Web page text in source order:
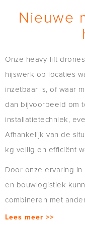
Nieuwe
Onze heavy-lift
hijswerk op locaties
inzetbaar is, of waar
dan bijvoorbeeld om
installatietechniek,
Afhankelijk van de
kg veilig en efficiënt
Door onze ervaring
en bouwlogistiek
combineren met
Lees meer >>